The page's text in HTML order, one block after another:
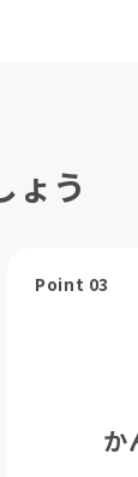
ょう
Point 03
か